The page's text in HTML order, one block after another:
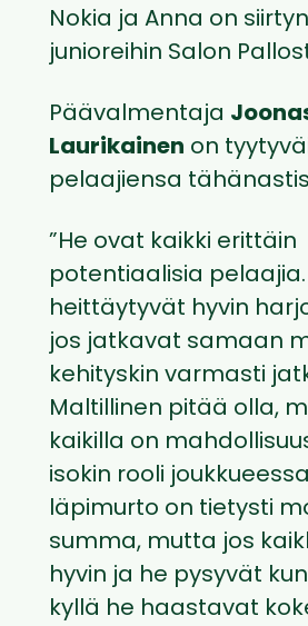
Nokia ja Anna on
junioreihin Salon
Päävalmentaja
Laurikainen on
pelaajiensa
”He ovat kaikki erittäin
potentiaalisia
heittäytyvät hyvin
jos jatkavat samaan
kehityskin varmasti
Maltillinen pitää olla,
kaikilla on
isokin rooli
läpimurto on tietysti
summa, mutta jos
hyvin ja he pysyvät
kyllä he haastavat